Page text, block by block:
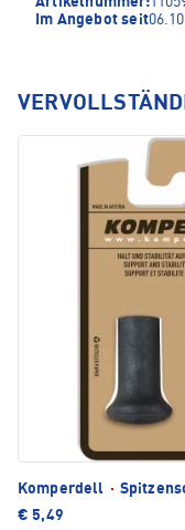
Im Angebot seit
Komperdell ·
€ 5,49